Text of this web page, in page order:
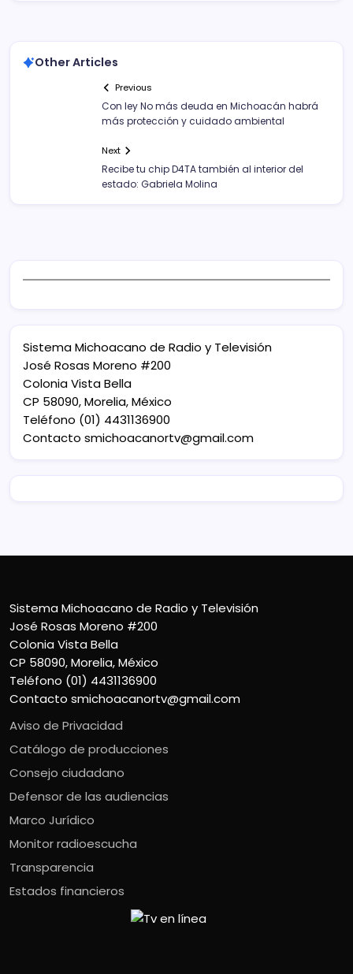
Other Articles
Previous
Con ley No más deuda en Michoacán habrá
más protección y cuidado ambiental
Next
Recibe tu chip D4TA también al interior del
estado: Gabriela Molina
Sistema Michoacano de Radio y Televisión
José Rosas Moreno #200
Colonia Vista Bella
CP 58090, Morelia, México
Teléfono (01) 4431136900
Contacto smichoacanortv@gmail.com
Sistema Michoacano de Radio y Televisión
José Rosas Moreno #200
Colonia Vista Bella
CP 58090, Morelia, México
Teléfono (01) 4431136900
Contacto smichoacanortv@gmail.com
Aviso de Privacidad
Catálogo de producciones
Consejo ciudadano
Defensor de las audiencias
Marco Jurídico
Monitor radioescucha
Transparencia
Estados financieros